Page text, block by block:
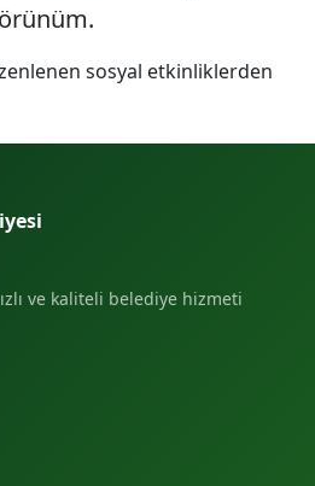
sosyal etkinliklerden
ve kaliteli belediye hizmeti